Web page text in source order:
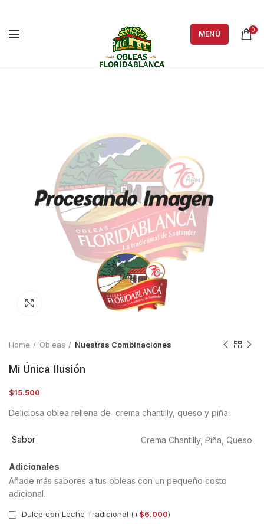
MENÚ 0
Clic para ampliar
Home Obleas Nuestras Combinaciones
Mi Única Ilusión
$15.500
Deliciosa oblea rellena de crema chantilly, queso y piña.
Sabor Crema Chantilly, Piña, Queso
Adicionales
Añade más sabores a tus obleas con un pequeño costo
adicional.
Dulce con Leche Tradicional (+$6.000)